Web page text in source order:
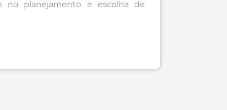
no planejamento e escolha de